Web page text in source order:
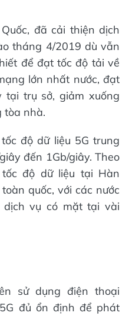
đã cải thiện dịch
tháng 4/2019 dù vẫn
để đạt tốc độ tải về
lớn nhất nước, đạt
tại trụ sở, giảm xuống
tòa nhà.
độ dữ liệu 5G trung
đến 1Gb/giây. Theo
độ dữ liệu tại Hàn
quốc, với các nước
vụ có mặt tại vài
sử dụng điện thoại
đủ ổn định để phát